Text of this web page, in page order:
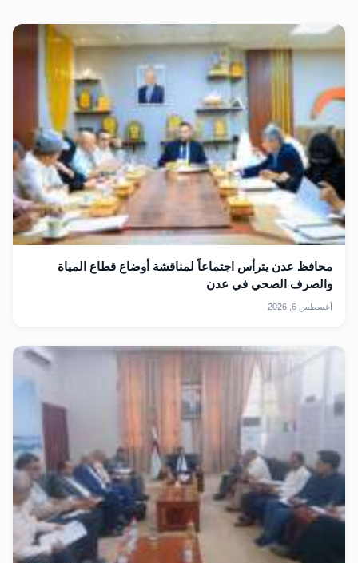
محافظ عدن يترأس اجتماعاً لمناقشة أوضاع قطاع المياة
والصرف الصحي في عدن
أغسطس 6, 2026